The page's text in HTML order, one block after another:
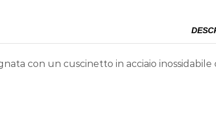
con un cuscinetto in acciaio